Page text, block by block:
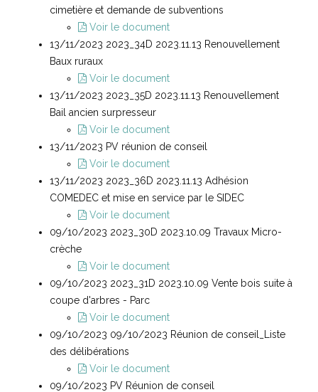
cimetière et demande de subventions
Voir le document
13/11/2023 2023_34D 2023.11.13 Renouvellement
Baux ruraux
Voir le document
13/11/2023 2023_35D 2023.11.13 Renouvellement
Bail ancien surpresseur
Voir le document
13/11/2023 PV réunion de conseil
Voir le document
13/11/2023 2023_36D 2023.11.13 Adhésion
COMEDEC et mise en service par le SIDEC
Voir le document
09/10/2023 2023_30D 2023.10.09 Travaux Micro-
crèche
Voir le document
09/10/2023 2023_31D 2023.10.09 Vente bois suite à
coupe d'arbres - Parc
Voir le document
09/10/2023 09/10/2023 Réunion de conseil_Liste
des délibérations
Voir le document
09/10/2023 PV Réunion de conseil